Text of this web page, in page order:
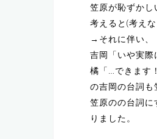
笠原が恥ずか
考えると(考え
→それに伴い、
吉岡「いや実際
橘「…できます
の吉岡の台詞も
笠原のの台詞
りました。